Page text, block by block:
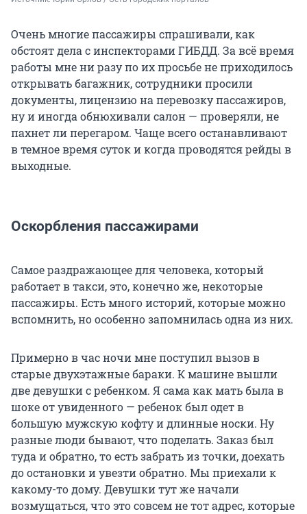
Очень многие пассажиры спрашивали, как
обстоят дела с инспекторами ГИБДД. За всё время
работы мне ни разу по их просьбе не приходилось
открывать багажник, сотрудники просили
документы, лицензию на перевозку пассажиров,
ну и иногда обнюхивали салон — проверяли, не
пахнет ли перегаром. Чаще всего останавливают
в темное время суток и когда проводятся рейды в
выходные.
Оскорбления пассажирами
Самое раздражающее для человека, который
работает в такси, это, конечно же, некоторые
пассажиры. Есть много историй, которые можно
вспомнить, но особенно запомнилась одна из них.
Примерно в час ночи мне поступил вызов в
старые двухэтажные бараки. К машине вышли
две девушки с ребенком. Я сама как мать была в
шоке от увиденного — ребенок был одет в
большую мужскую кофту и длинные носки. Ну
разные люди бывают, что поделать. Заказ был
туда и обратно, то есть забрать из точки, доехать
до остановки и увезти обратно. Мы приехали к
какому-то дому. Девушки тут же начали
возмущаться, что это совсем не тот адрес, которые